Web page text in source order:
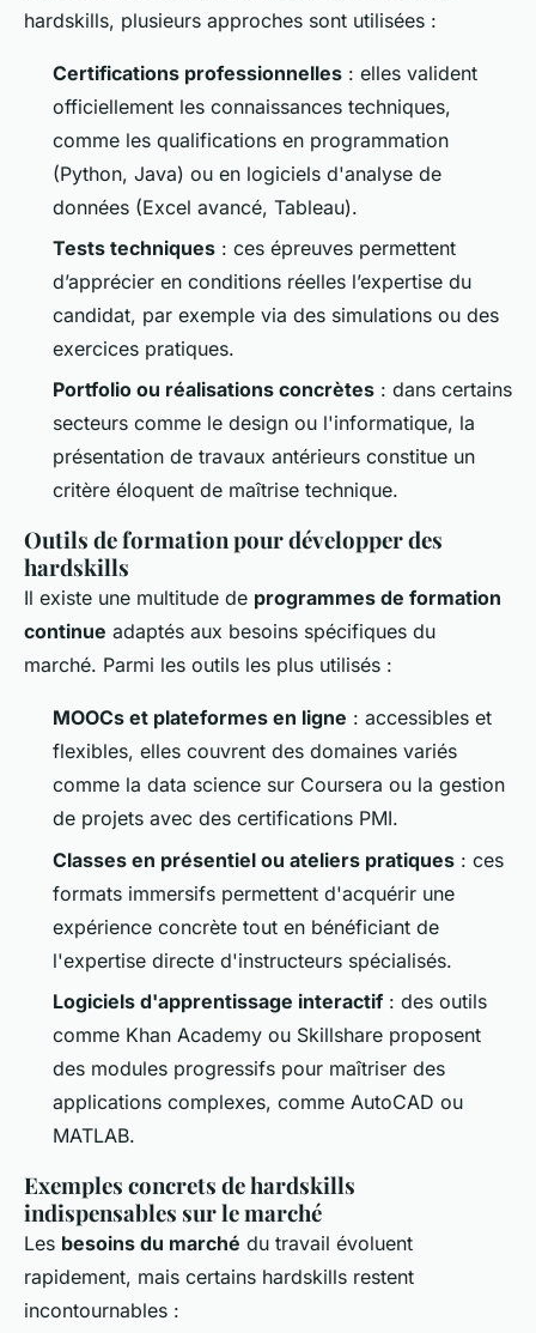
hardskills, plusieurs approches sont utilisées :
Certifications professionnelles : elles valident
officiellement les connaissances techniques,
comme les qualifications en programmation
(Python, Java) ou en logiciels d'analyse de
données (Excel avancé, Tableau).
Tests techniques : ces épreuves permettent
d’apprécier en conditions réelles l’expertise du
candidat, par exemple via des simulations ou des
exercices pratiques.
Portfolio ou réalisations concrètes : dans certains
secteurs comme le design ou l'informatique, la
présentation de travaux antérieurs constitue un
critère éloquent de maîtrise technique.
Outils de formation pour développer des
hardskills
Il existe une multitude de programmes de formation
continue adaptés aux besoins spécifiques du
marché. Parmi les outils les plus utilisés :
MOOCs et plateformes en ligne : accessibles et
flexibles, elles couvrent des domaines variés
comme la data science sur Coursera ou la gestion
de projets avec des certifications PMI.
Classes en présentiel ou ateliers pratiques : ces
formats immersifs permettent d'acquérir une
expérience concrète tout en bénéficiant de
l'expertise directe d'instructeurs spécialisés.
Logiciels d'apprentissage interactif: des outils
comme Khan Academy ou Skillshare proposent
des modules progressifs pour maîtriser des
applications complexes, comme AutoCAD ou
MATLAB.
Exemples concrets de hardskills
indispensables sur le marché
Les besoins du marché du travail évoluent
rapidement, mais certains hardskills restent
incontournables :